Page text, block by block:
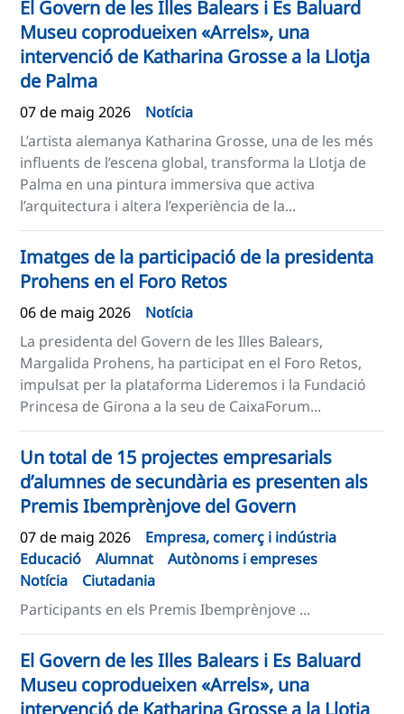
El Govern de les Illes Balears i Es Baluard
Museu coprodueixen «Arrels», una
intervenció de Katharina Grosse a la Llotja
de Palma
07 de maig 2026
Notícia
L’artista alemanya Katharina Grosse, una de les més
influents de l’escena global, transforma la Llotja de
Palma en una pintura immersiva que activa
l’arquitectura i altera l’experiència de la...
Imatges de la participació de la presidenta
Prohens en el Foro Retos
06 de maig 2026
Notícia
La presidenta del Govern de les Illes Balears,
Margalida Prohens, ha participat en el Foro Retos,
impulsat per la plataforma Lideremos i la Fundació
Princesa de Girona a la seu de CaixaForum...
Un total de 15 projectes empresarials
d’alumnes de secundària es presenten als
Premis Ibemprènjove del Govern
07 de maig 2026
Empresa, comerç i indústria
Educació
Alumnat
Autònoms i empreses
Notícia
Ciutadania
Participants en els Premis Ibemprènjove ...
El Govern de les Illes Balears i Es Baluard
Museu coprodueixen «Arrels», una
intervenció de Katharina Grosse a la Llotja